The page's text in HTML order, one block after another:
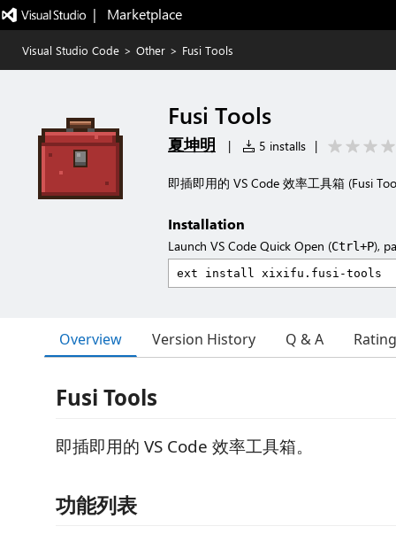
|   Marketplace
Visual Studio Code > Other > Fusi Tools
Fusi Tools
夏坤明 | 5 installs |
即插即用的 VS Code 效率工具箱 (Fusi
Installation
Launch VS Code Quick Open (Ctrl+P),
Overview Version History Q & A
Fusi Tools
即插即用的 VS Code 效率工具箱。
功能列表